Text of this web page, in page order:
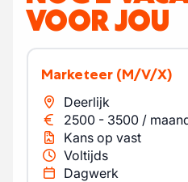
VOOR JOU
Marketeer (M/V/X)
Deerlijk
2500 - 3500 /
Kans op vast
Voltijds
Dagwerk